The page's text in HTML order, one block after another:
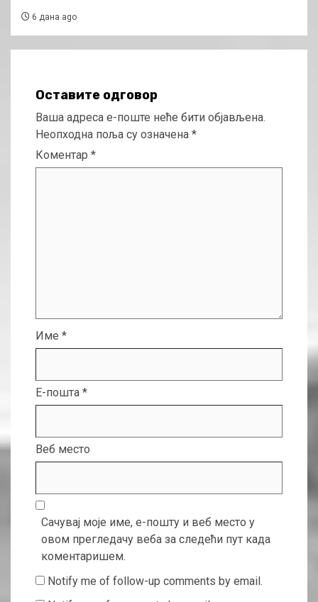
6 дана ago
Оставите одговор
Ваша адреса е-поште неће бити објављена.
Неопходна поља су означена *
Коментар *
Име *
Е-пошта *
Веб место
Сачувај моје име, е-пошту и веб место у
овом прегледачу веба за следећи пут када
коментаришем.
Notify me of follow-up comments by email.